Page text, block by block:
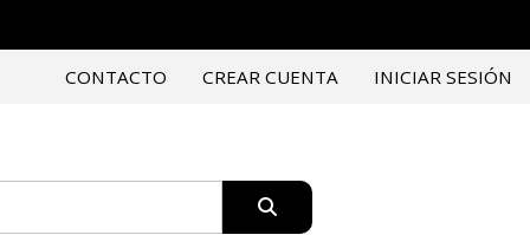
CONTACTO CREAR CUENTA INICIAR SESIÓN